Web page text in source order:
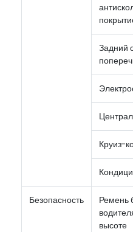
Задний
Круиз-
Безопасность
Ремень
высоте